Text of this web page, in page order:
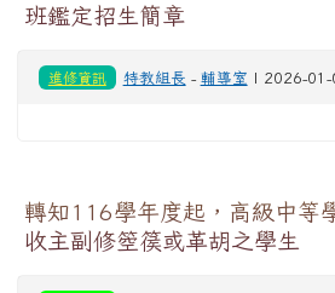
班鑑定招生簡章
進修資訊 特教組長 - 輔導室 | 2026-01-
轉知116學年度起，高級中等
收主副修箜篌或革胡之學生